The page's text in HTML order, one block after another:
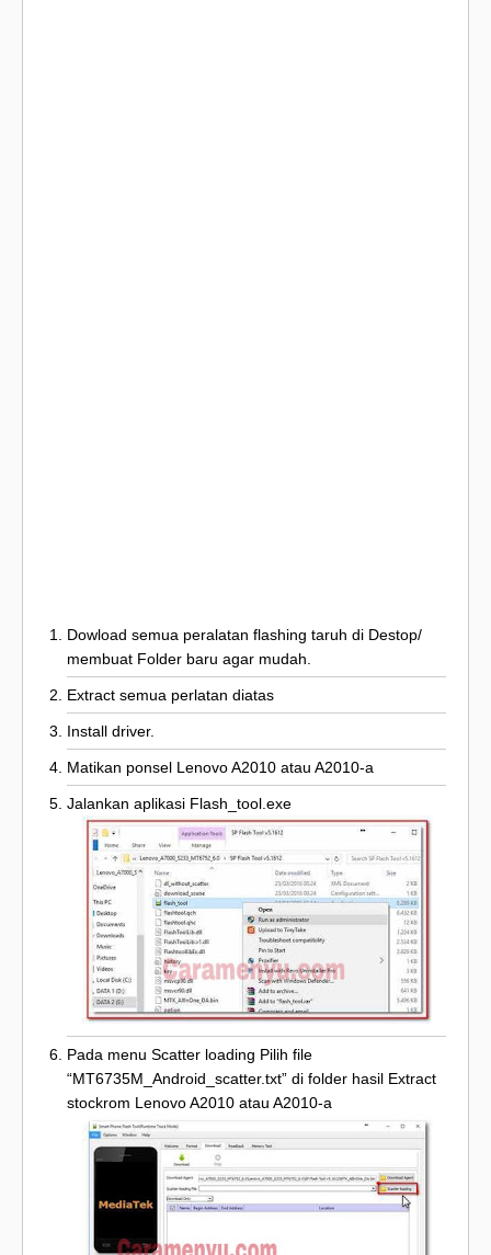
Dowload semua peralatan flashing taruh di Destop/
membuat Folder baru agar mudah.
Extract semua perlatan diatas
Install driver.
Matikan ponsel Lenovo A2010 atau A2010-a
Jalankan aplikasi Flash_tool.exe
Pada menu Scatter loading Pilih file
“MT6735M_Android_scatter.txt” di folder hasil Extract
stockrom Lenovo A2010 atau A2010-a